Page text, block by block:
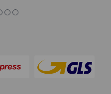
.“